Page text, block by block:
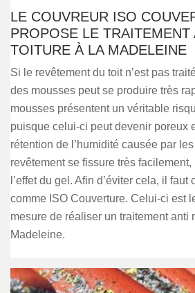
LE COUVREUR ISO
PROPOSE LE
TOITURE À LA MADELEINE
Si le revêtement du toit n’est pas
des mousses peut se produire très
mousses présentent un véritable
puisque celui-ci peut devenir poreux
rétention de l’humidité causée par
revêtement se fissure très
l’effet du gel. Afin d’éviter cela, il
comme ISO Couverture. Celui-ci est
mesure de réaliser un traitement anti
Madeleine.